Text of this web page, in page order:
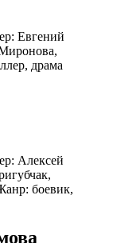
Евгений
драма
Алексей
боевик,